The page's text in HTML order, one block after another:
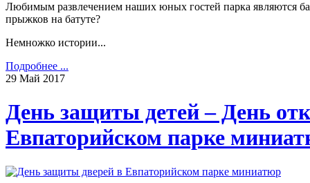
Любимым развлечением наших юных гостей парка являются
прыжков на батуте?
Немножко истории...
Подробнее ...
29 Май 2017
День защиты детей – День
Евпаторийском парке